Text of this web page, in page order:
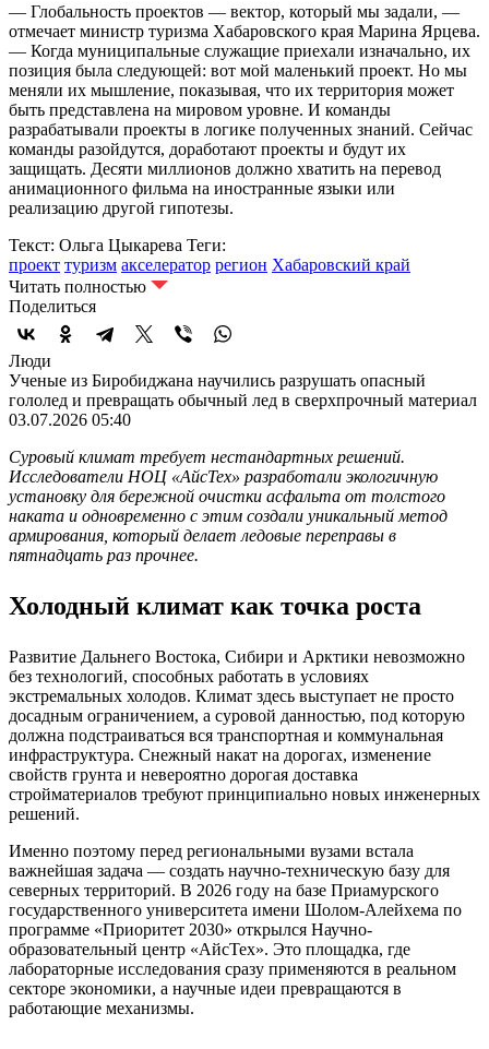
— Глобальность проектов — вектор, который мы задали, —
отмечает министр туризма Хабаровского края Марина Ярцева.
— Когда муниципальные служащие приехали изначально, их
позиция была следующей: вот мой маленький проект. Но мы
меняли их мышление, показывая, что их территория может
быть представлена на мировом уровне. И команды
разрабатывали проекты в логике полученных знаний. Сейчас
команды разойдутся, доработают проекты и будут их
защищать. Десяти миллионов должно хватить на перевод
анимационного фильма на иностранные языки или
реализацию другой гипотезы.
Текст: Ольга Цыкарева Теги:
проект туризм акселератор регион Хабаровский край
Читать полностью
Поделиться
Люди
Ученые из Биробиджана научились разрушать опасный
гололед и превращать обычный лед в сверхпрочный материал
03.07.2026 05:40
Суровый климат требует нестандартных решений.
Исследователи НОЦ «АйсТех» разработали экологичную
установку для бережной очистки асфальта от толстого
наката и одновременно с этим создали уникальный метод
армирования, который делает ледовые переправы в
пятнадцать раз прочнее.
Холодный климат как точка роста
Развитие Дальнего Востока, Сибири и Арктики невозможно
без технологий, способных работать в условиях
экстремальных холодов. Климат здесь выступает не просто
досадным ограничением, а суровой данностью, под которую
должна подстраиваться вся транспортная и коммунальная
инфраструктура. Снежный накат на дорогах, изменение
свойств грунта и невероятно дорогая доставка
стройматериалов требуют принципиально новых инженерных
решений.
Именно поэтому перед региональными вузами встала
важнейшая задача — создать научно-техническую базу для
северных территорий. В 2026 году на базе Приамурского
государственного университета имени Шолом-Алейхема по
программе «Приоритет 2030» открылся Научно-
образовательный центр «АйсТех». Это площадка, где
лабораторные исследования сразу применяются в реальном
секторе экономики, а научные идеи превращаются в
работающие механизмы.